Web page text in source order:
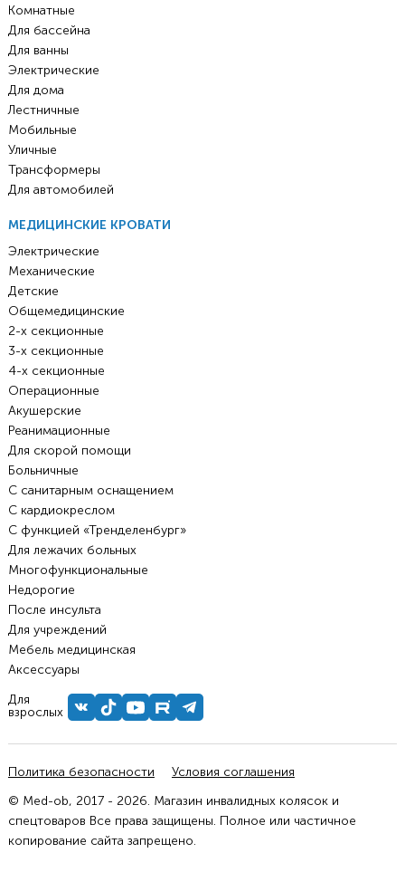
Комнатные
Для бассейна
Для ванны
Электрические
Для дома
Лестничные
Мобильные
Уличные
Трансформеры
Для автомобилей
МЕДИЦИНСКИЕ КРОВАТИ
Электрические
Механические
Детские
Общемедицинские
2-х секционные
3-х секционные
4-х секционные
Операционные
Акушерские
Реанимационные
Для скорой помощи
Больничные
С санитарным оснащением
С кардиокреслом
С функцией «Тренделенбург»
Для лежачих больных
Многофункциональные
Недорогие
После инсульта
Для учреждений
Мебель медицинская
Аксессуары
Для
взрослых
Политика безопасности
Условия соглашения
© Med-ob, 2017 - 2026. Магазин инвалидных колясок и
спецтоваров Все права защищены. Полное или частичное
копирование сайта запрещено.